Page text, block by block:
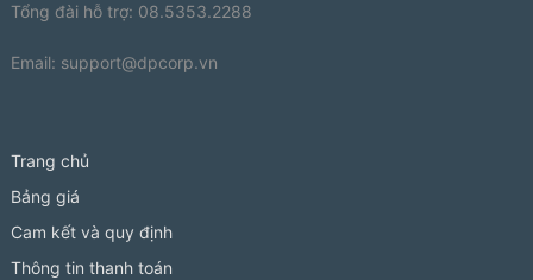
Tổng đài hỗ trợ: 08.5353.2288
Email: support@dpcorp.vn
Trang chủ
Bảng giá
Cam kết và quy định
Thông tin thanh toán